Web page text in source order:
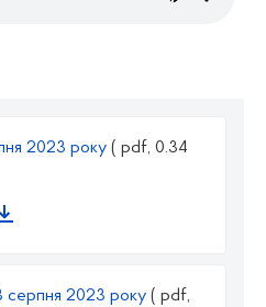
2023 року ( pdf, 0.34
серпня 2023 року ( pdf,